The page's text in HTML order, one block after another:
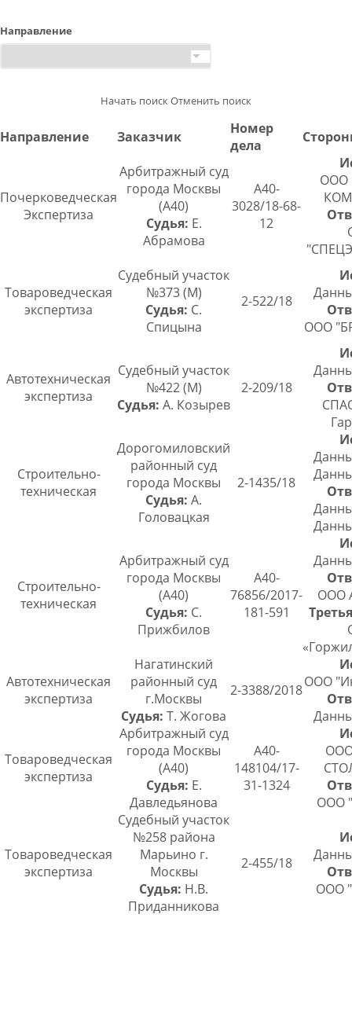
Направление
Начать поискОтменить поиск
Направление Заказчик
Номер
дела
Почерковедческая
Экспертиза
Арбитражный суд
города Москвы
(А40)
Судья: Е.
Абрамова
А40-
3028/18-68-
12
ООО
Товароведческая
экспертиза
Судебный участок
№373 (М)
Судья: С.
Спицына
2-522/18
ООО
Автотехническая
экспертиза
Судебный участок
№422 (М)
Судья: А. Козырев
2-209/18
Строительно-
техническая
Дорогомиловский
районный суд
города Москвы
Судья: А.
Головацкая
2-1435/18
Строительно-
техническая
Арбитражный суд
города Москвы
(А40)
Судья: С.
Прижбилов
А40-
76856/2017-
181-591
ООО
Автотехническая
экспертиза
Нагатинский
районный суд
г.Москвы
Судья: Т. Жогова
2-3388/2018ООО
Товароведческая
экспертиза
Арбитражный суд
города Москвы
(А40)
Судья: Е.
Давледьянова
А40-
148104/17-
31-1324
ООО
Товароведческая
экспертиза
Судебный участок
№258 района
Марьино г.
Москвы
Судья: Н.В.
Приданникова
2-455/18
ООО